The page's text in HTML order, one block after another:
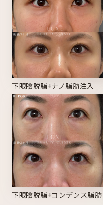
下眼瞼脱脂+ナノ脂肪注入
下眼瞼脱脂+コンデンス脂肪